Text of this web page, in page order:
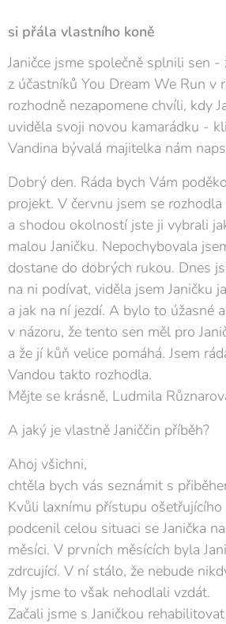
si přála vlastního koně
Janičce jsme společně splnili sen -
z účastníků You Dream We Run v
rozhodně nezapomene chvíli, kdy
uviděla svoji novou kamarádku -
Vandina bývalá majitelka nám
Dobrý den. Ráda bych Vám
projekt. V červnu jsem se
a shodou okolností jste ji vybrali
malou Janičku. Nepochybovala
dostane do dobrých rukou. Dnes
na ni podívat, viděla jsem Janičku
a jak na ní jezdí. A bylo to úžasné
v názoru, že tento sen měl pro
a že jí kůň velice pomáhá. Jsem
Vandou takto rozhodla.
Mějte se krásně, Ludmila
A jaký je vlastně Janiččin příběh?
Ahoj všichni,
chtěla bych vás seznámit s
Kvůli laxnímu přístupu
podcenil celou situaci se Janička
měsíci. V prvních měsících byla
zdrcující. V ní stálo, že nebude
My jsme to však nehodlali vzdát.
Začali jsme s Janičkou